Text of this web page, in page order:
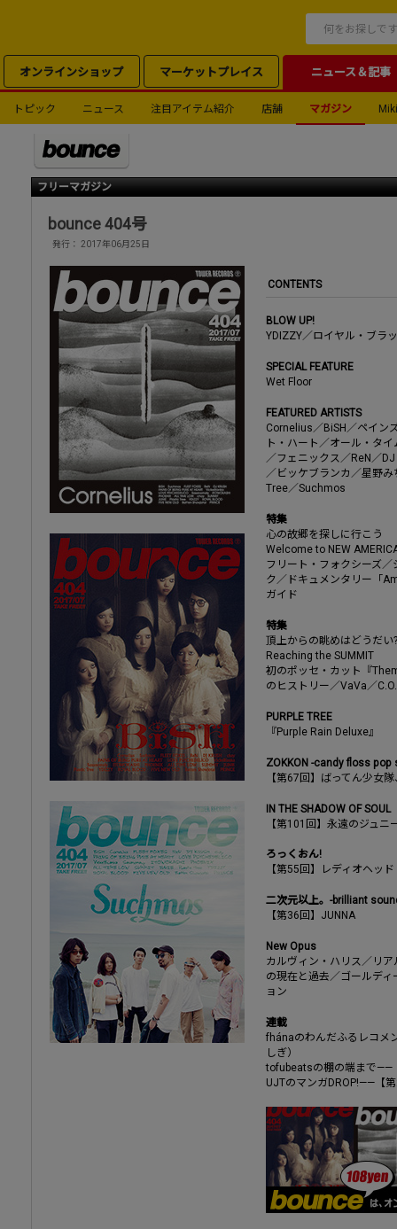
オンラインショップ マーケットプレイス ニュース＆記事
トピック ニュース 注目アイテム紹介 店舗 マガジン
フリーマガジン
bounce 404号
発行： 2017年06月25日
CONTENTS
BLOW UP!
YDIZZY／ロイヤル・ブラ
SPECIAL FEATURE
Wet Floor
FEATURED ARTISTS
Cornelius／BiSH／ペイン
ト・ハート／オール・タ
／フェニックス／ReN／DJ
／ビッケブランカ／星野
Tree／Suchmos
特集
心の故郷を探しに行こう
Welcome to NEW
フリート・フォクシーズ
ク／ドキュメンタリー「
ガイド
特集
頂上からの眺めはどうだい?
Reaching the SUMMIT
初のポッセ・カット『
のヒストリー／VaVa／
PURPLE TREE
『Purple Rain Deluxe』
ZOKKON -candy floss pop
【第67回】ばってん少女
IN THE SHADOW OF SOUL
【第101回】永遠のジュニ
ろっくおん!
【第55回】レディオヘッ
二次元以上。-brilliant
【第36回】JUNNA
New Opus
カルヴィン・ハリス／リ
の現在と過去／ゴールディ
ョン
連載
fhánaのわんだふるレコメ
しぎ）
tofubeatsの棚の端まで——
UJTのマンガDROP!——【